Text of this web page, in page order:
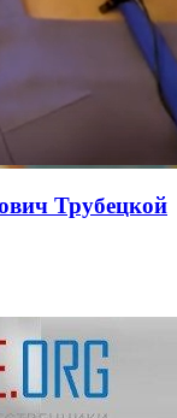
Трубецкой